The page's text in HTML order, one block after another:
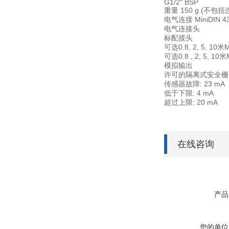
G1/2" BSP
重量 150 g (不包括
电气连接 MiniDIN
电气连接头
标配接头
可选0.8, 2, 5, 10米
可选0.8 , 2, 5, 10米
模拟输出
许可的隔离式安全栅
传感器故障: 23 mA
低于下限: 4 mA
超过上限: 20 mA
在线咨询
产
您的单